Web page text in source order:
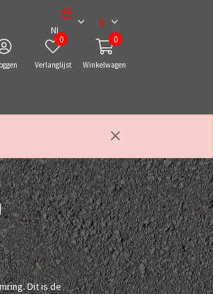
NL
€
0
Verlanglijst
0
Winkelwagen
Dit is de